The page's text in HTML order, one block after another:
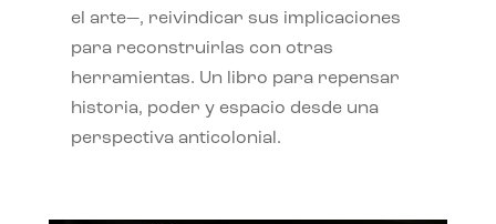
el arte—, reivindicar sus implicaciones
para reconstruirlas con otras
herramientas. Un libro para repensar
historia, poder y espacio desde una
perspectiva anticolonial.